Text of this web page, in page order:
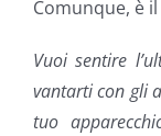
Comunque, è
Vuoi sentire
vantarti con gli
tuo